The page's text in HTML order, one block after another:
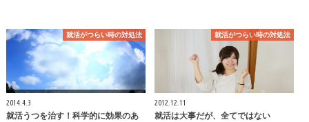
就活がつらい時の対処法
2014.4.3
就活うつを治す！科学的に効果のあ
就活がつらい時の対処法
2012.12.11
就活は大事だが、全てではない